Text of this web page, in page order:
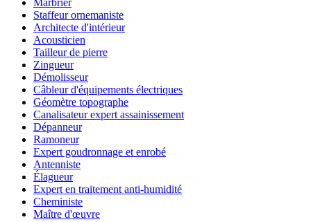
Marbrier
Staffeur ornemaniste
Architecte d'intérieur
Acousticien
Tailleur de pierre
Zingueur
Démolisseur
Câbleur d'équipements électriques
Géomètre topographe
Canalisateur expert assainissement
Dépanneur
Ramoneur
Expert goudronnage et enrobé
Antenniste
Élagueur
Expert en traitement anti-humidité
Cheministe
Maître d'œuvre